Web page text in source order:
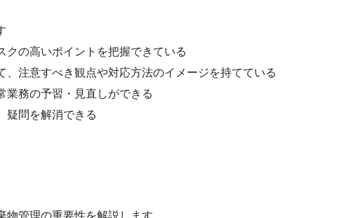
クの高いポイントを把握できている
、注意すべき観点や対応方法のイメージを持てている
業務の予習・見直しができる
疑問を解消できる
管理の重要性を解説します。